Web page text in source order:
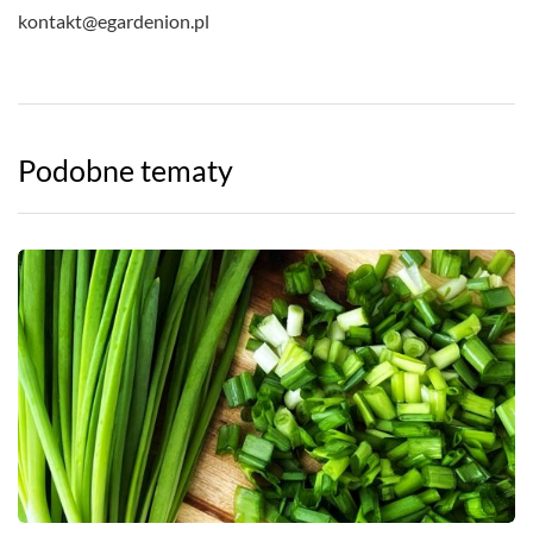
kontakt@egardenion.pl
Podobne tematy